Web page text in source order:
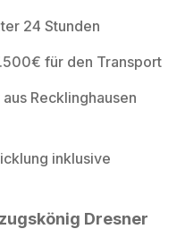
24 Stunden
für den Transport
Recklinghausen
inklusive
Dresner